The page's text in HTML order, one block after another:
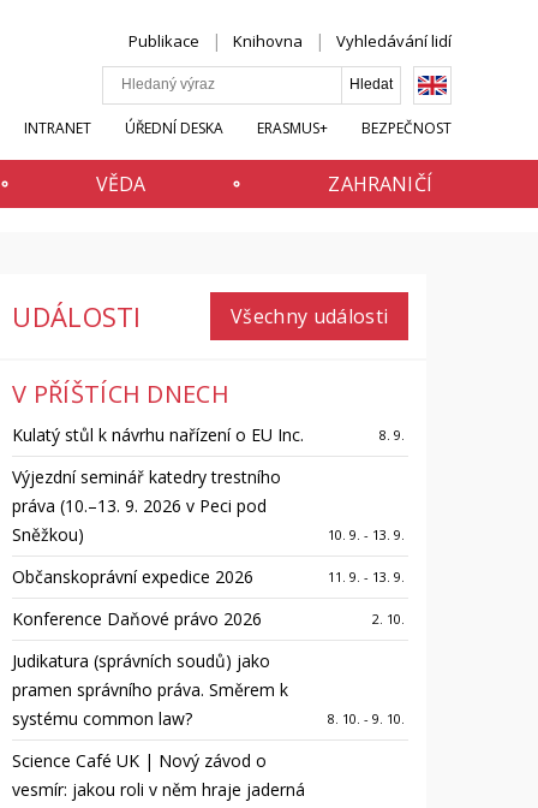
Publikace Knihovna Vyhledávání lidí
INTRANET ÚŘEDNÍ DESKA ERASMUS+ BEZPEČNOST
VĚDA ZAHRANIČÍ
UDÁLOSTI Všechny události
V PŘÍŠTÍCH DNECH
Kulatý stůl k návrhu nařízení o EU Inc. 8. 9.
Výjezdní seminář katedry trestního
práva (10.–13. 9. 2026 v Peci pod
Sněžkou)
10. 9. - 13. 9.
Občanskoprávní expedice 2026 11. 9. - 13. 9.
Konference Daňové právo 2026 2. 10.
Judikatura (správních soudů) jako
pramen správního práva. Směrem k
systému common law?
8. 10. - 9. 10.
Science Café UK | Nový závod o
vesmír: jakou roli v něm hraje jaderná